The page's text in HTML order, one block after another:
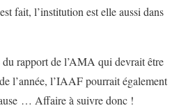
fait, l’institution est elle aussi dans
rapport de l’AMA qui devrait être
l’année, l’IAAF pourrait également
… Affaire à suivre donc !